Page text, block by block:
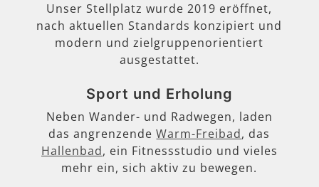
Unser Stellplatz wurde 2019 eröffnet,
nach aktuellen Standards konzipiert und
modern und zielgruppenorientiert
ausgestattet.
Sport und Erholung
Neben Wander- und Radwegen, laden
das angrenzendeWarm-Freibad, das
Hallenbad, ein Fitnessstudio und vieles
mehr ein, sich aktiv zu bewegen.